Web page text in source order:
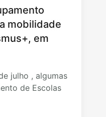
mobilidade
em
julho , algumas
de Escolas